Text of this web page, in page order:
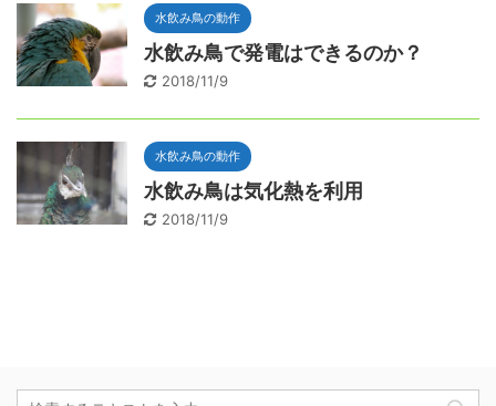
水飲み鳥の動作
水飲み鳥で発電はできるのか？
2018/11/9
水飲み鳥の動作
水飲み鳥は気化熱を利用
2018/11/9